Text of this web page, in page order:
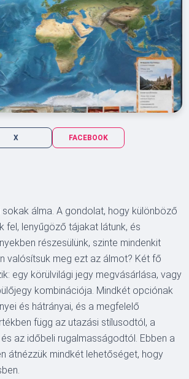
X FACEBOOK
sokak álma. A gondolat, hogy különböző
fel, lenyűgöző tájakat látunk, és
részesülünk, szinte mindenkit
valósítsuk meg ezt az álmot? Két fő
egy körülvilági jegy megvásárlása, vagy
kombinációja. Mindkét opciónak
és hátrányai, és a megfelelő
függ az utazási stílusodtól, a
az időbeli rugalmasságodtól. Ebben a
átnézzük mindkét lehetőséget, hogy